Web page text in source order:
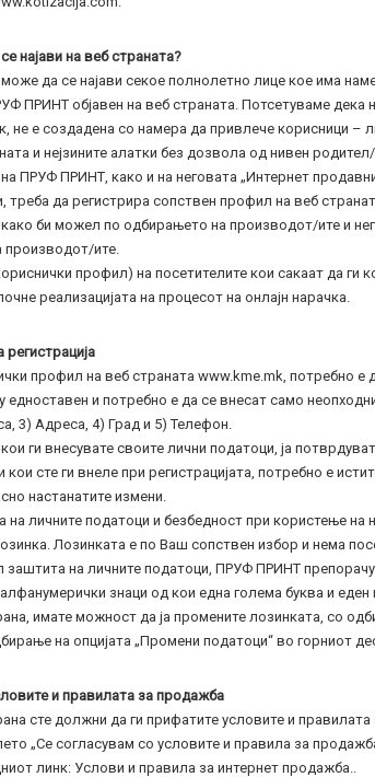
најави на веб страната?
да се најави секое полнолетно лице кое има
ПРИНТ објавен на веб страната. Потсетуваме дека
не е создадена со намера да привлече корисници
и нејзините алатки без дозвола од нивен
ПРУФ ПРИНТ, како и на неговата „Интернет
да регистрира сопствен профил на веб
би можел по одбирањето на производот/ите и
ите.
профил) на посетителите кои сакаат да ги
реализацијата на процесот на онлајн нарачка.
профил на веб страната www.kme.mk, потребно е
едноставен и потребно е да се внесат само
3) Адреса, 4) Град и 5) Телефон.
ги внесувате своите лични податоци, ја
сте ги внеле при регистрацијата, потребно е
настанатите измени.
личните податоци и безбедност при користење на
Лозинката е по Ваш сопствен избор и нема
заштита на личните податоци, ПРУФ ПРИНТ
знаци од кои една голема буква и
имате можност да ја промените лозинката, со
на опцијата „Промени податоци“ во горниот
и правилата за продажба
сте должни да ги прифатите условите и
„Се согласувам со условите и правила за
линк: Услови и правила за интернет продажба..